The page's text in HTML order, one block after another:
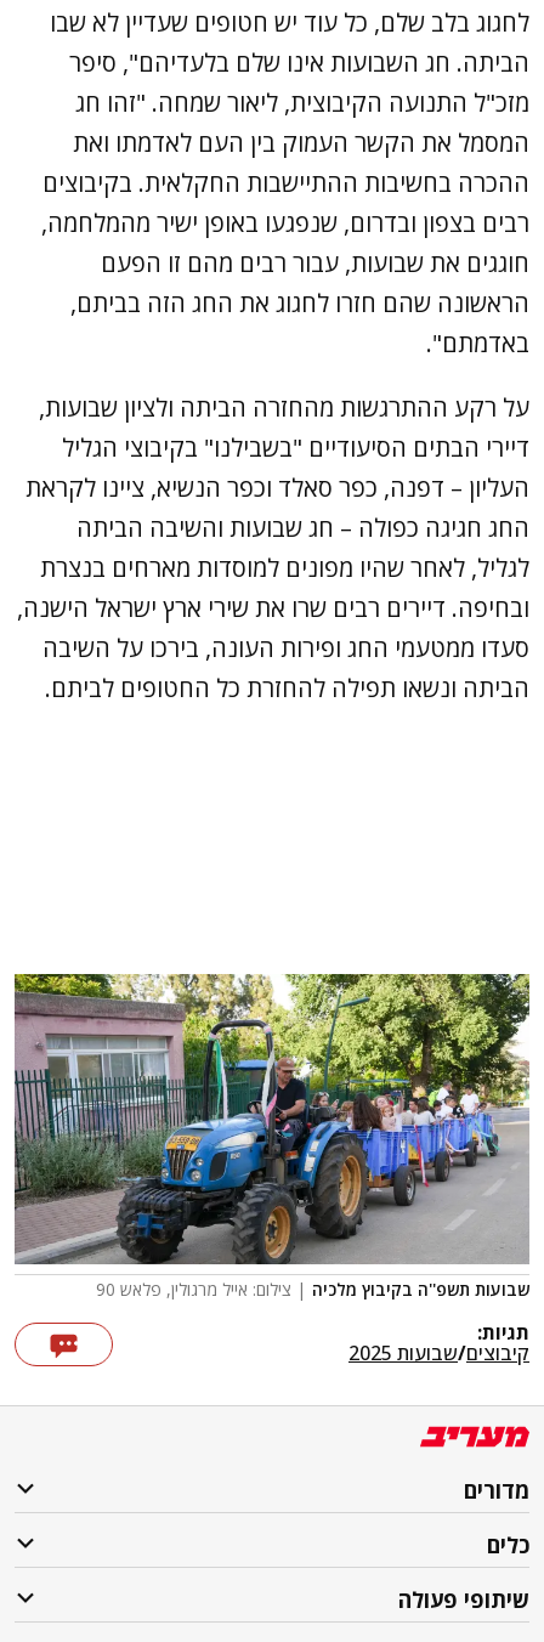
לחגוג בלב שלם, כל עוד יש חטופים שעדיין לא שבו
הביתה. חג השבועות אינו שלם בלעדיהם", סיפר
מזכ"ל התנועה הקיבוצית, ליאור שמחה. "זהו חג
המסמל את הקשר העמוק בין העם לאדמתו ואת
ההכרה בחשיבות ההתיישבות החקלאית. בקיבוצים
רבים בצפון ובדרום, שנפגעו באופן ישיר מהמלחמה,
חוגגים את שבועות, עבור רבים מהם זו הפעם
הראשונה שהם חזרו לחגוג את החג הזה בביתם,
באדמתם".
על רקע ההתרגשות מהחזרה הביתה ולציון שבועות,
דיירי הבתים הסיעודיים "בשבילנו" בקיבוצי הגליל
העליון – דפנה, כפר סאלד וכפר הנשיא, ציינו לקראת
החג חגיגה כפולה – חג שבועות והשיבה הביתה
לגליל, לאחר שהיו מפונים למוסדות מארחים בנצרת
ובחיפה. דיירים רבים שרו את שירי ארץ ישראל הישנה,
סעדו ממטעמי החג ופירות העונה, בירכו על השיבה
הביתה ונשאו תפילה להחזרת כל החטופים לביתם.
שבועות תשפ''ה בקיבוץ מלכיה | צילום: אייל מרגולין, פלאש 90
תגיות:
קיבוצים/שבועות 2025
מדורים
כלים
שיתופי פעולה